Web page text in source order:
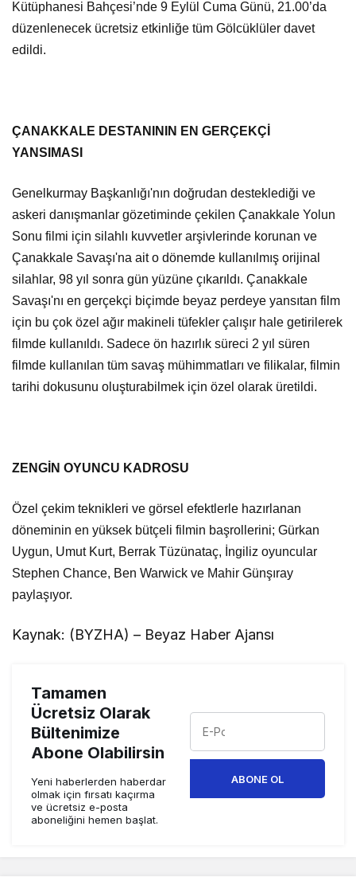
Kütüphanesi Bahçesi’nde 9 Eylül Cuma Günü, 21.00’da
düzenlenecek ücretsiz etkinliğe tüm Gölcüklüler davet
edildi.
ÇANAKKALE DESTANININ EN GERÇEKÇİ
YANSIMASI
Genelkurmay Başkanlığı'nın doğrudan desteklediği ve
askeri danışmanlar gözetiminde çekilen Çanakkale Yolun
Sonu filmi için silahlı kuvvetler arşivlerinde korunan ve
Çanakkale Savaşı'na ait o dönemde kullanılmış orijinal
silahlar, 98 yıl sonra gün yüzüne çıkarıldı. Çanakkale
Savaşı'nı en gerçekçi biçimde beyaz perdeye yansıtan film
için bu çok özel ağır makineli tüfekler çalışır hale getirilerek
filmde kullanıldı. Sadece ön hazırlık süreci 2 yıl süren
filmde kullanılan tüm savaş mühimmatları ve filikalar, filmin
tarihi dokusunu oluşturabilmek için özel olarak üretildi.
ZENGİN OYUNCU KADROSU
Özel çekim teknikleri ve görsel efektlerle hazırlanan
döneminin en yüksek bütçeli filmin başrollerini; Gürkan
Uygun, Umut Kurt, Berrak Tüzünataç, İngiliz oyuncular
Stephen Chance, Ben Warwick ve Mahir Günşıray
paylaşıyor.
Kaynak: (BYZHA) – Beyaz Haber Ajansı
Tamamen
Ücretsiz Olarak
Bültenimize
Abone Olabilirsin
Yeni haberlerden haberdar
olmak için fırsatı kaçırma
ve ücretsiz e-posta
aboneliğini hemen başlat.
ABONE OL